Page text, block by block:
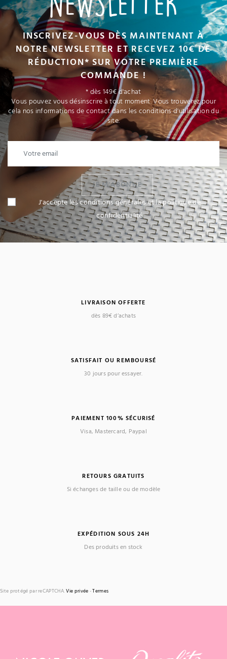
INSCRIVEZ-VOUS DÈS MAINTENANT À
NOTRE NEWSLETTER ET RECEVEZ 10€ DE
RÉDUCTION* SUR VOTRE PREMIÈRE
COMMANDE !
* dès 149€ d'achat
Vous pouvez vous désinscrire à tout moment. Vous trouverez pour
cela nos informations de contact dans les conditions d'utilisation du
site.
JE M'ABONNE
J'accepte les conditions générales et la politique de
confidentialité
LIVRAISON OFFERTE
dès 89€ d’achats
SATISFAIT OU REMBOURSÉ
30 jours pour essayer.
PAIEMENT 100% SÉCURISÉ
Visa, Mastercard, Paypal
RETOURS GRATUITS
Si échanges de taille ou de modèle
EXPÉDITION SOUS 24H
Des produits en stock
Site protégé par reCAPTCHA.Vie privée -Termes